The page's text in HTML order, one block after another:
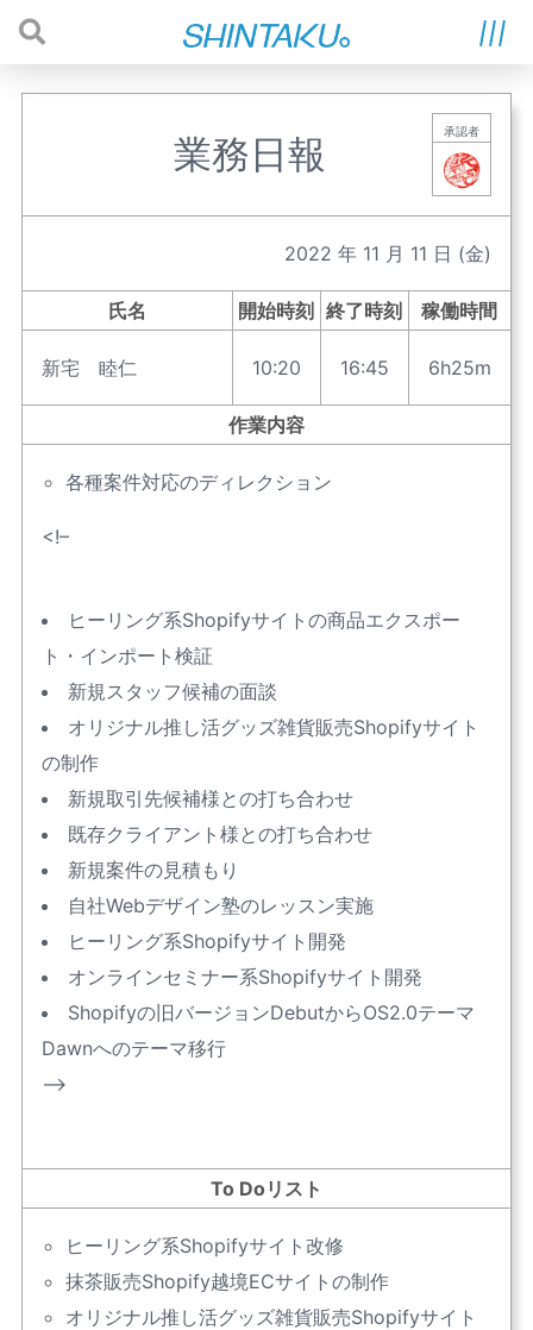
業務日報 承認者
2022 年 11 月 11 日 (金)
氏名 開始時刻 終了時刻 稼働時間
新宅 睦仁 10:20 16:45 6h25m
作業内容
各種案件対応のディレクション
<!–
ヒーリング系Shopifyサイトの商品エクスポー
ト・インポート検証
新規スタッフ候補の面談
オリジナル推し活グッズ雑貨販売Shopifyサイト
の制作
新規取引先候補様との打ち合わせ
既存クライアント様との打ち合わせ
新規案件の見積もり
自社Webデザイン塾のレッスン実施
ヒーリング系Shopifyサイト開発
オンラインセミナー系Shopifyサイト開発
Shopifyの旧バージョンDebutからOS2.0テーマ
Dawnへのテーマ移行
–>
To Doリスト
ヒーリング系Shopifyサイト改修
抹茶販売Shopify越境ECサイトの制作
オリジナル推し活グッズ雑貨販売Shopifyサイト